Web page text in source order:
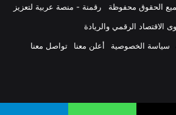
رقمنة - منصة عربية لتعزيز
الاقتصاد الرقمي والريادة
سياسة الخصوصية أعلن معنا تواصل معنا
الموقع